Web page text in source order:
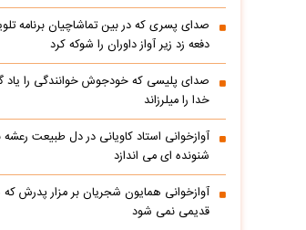
صدای پسری که در بین تماشاچیان برنامه
دفعه زد زیر آواز داوران را شوکه کرد
صدای پلیسی که خودجوش خوانندگی را یاد
خدا را میلرزاند
آوازخوانی استاد کاویانی در دل طبیعت
شنونده ای می اندازد
آوازخوانی همایون شجریان بر مزار پدرش
قدیمی نمی شود